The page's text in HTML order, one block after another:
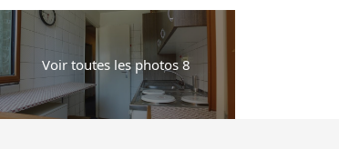
Voir toutes les photos 8